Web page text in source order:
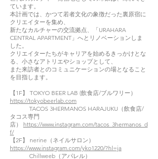
ています。
本計画では、かつて若者文化の象徴だった裏原宿に
クリエイターを集め、
新たなカルチャーの交流拠点、「URAHARA
CENTRAL APARTMENT」へとリノベーションしま
した。
クリエイターたちがキャリアを始めるきっかけとな
る、小さなアトリエやショップとして、
また来訪者とのコミュニケーションの場となること
を目指します。
【1F】 TOKYO BEER LAB (飲食店/ブルワリー）
https://tokyobeerlab.com
TACOS 3HERMANOS HARAJUKU（飲食店/
タコス専門
店） https://www.instagram.com/tacos_3hermanos_d
f/
【2F】 nerine（ネイルサロン）
https://www.instagram.com/yko1220/?hl=ja
Chillweeb（アパレル）